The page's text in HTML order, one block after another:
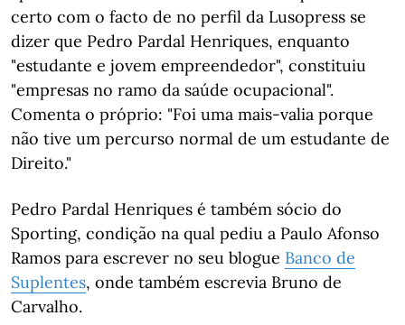
certo com o facto de no perfil da Lusopress se
dizer que Pedro Pardal Henriques, enquanto
"estudante e jovem empreendedor", constituiu
"empresas no ramo da saúde ocupacional".
Comenta o próprio: "Foi uma mais-valia porque
não tive um percurso normal de um estudante de
Direito."
Pedro Pardal Henriques é também sócio do
Sporting, condição na qual pediu a Paulo Afonso
Ramos para escrever no seu blogue Banco de
Suplentes, onde também escrevia Bruno de
Carvalho.